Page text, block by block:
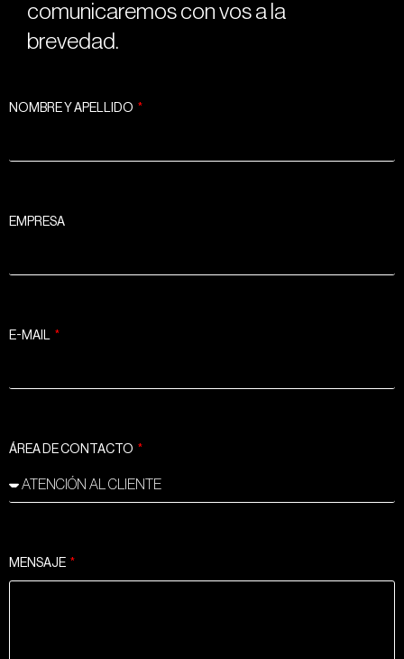
comunicaremos con vos a la
brevedad.
NOMBRE Y APELLIDO
EMPRESA
E-MAIL
ÁREA DE CONTACTO
MENSAJE